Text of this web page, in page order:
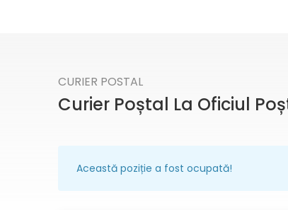
CURIER POSTAL
Curier Poștal La Oficiul
Această poziție a fost ocupată!